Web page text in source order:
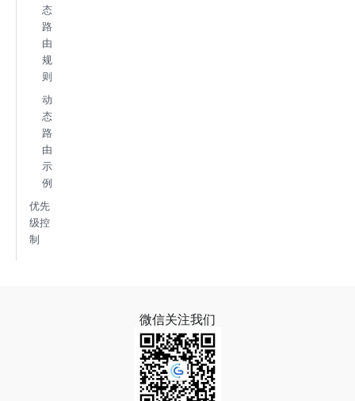
态
路
由
规
则
动
态
路
由
示
例
优先
级控
制
微信关注我们